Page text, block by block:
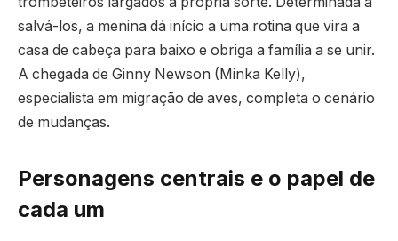
salvá-los, a menina dá início a uma rotina que vira a
casa de cabeça para baixo e obriga a família a se unir.
A chegada de Ginny Newson (Minka Kelly),
especialista em migração de aves, completa o cenário
de mudanças.
Personagens centrais e o papel de
cada um